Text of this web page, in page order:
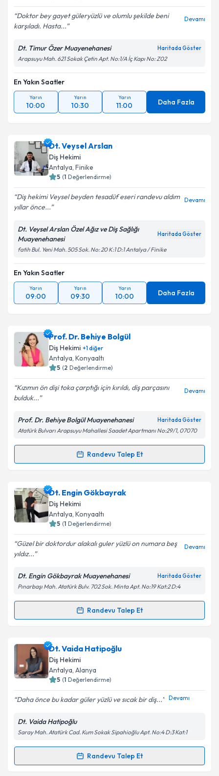
Doktor bey gayet güleryüzlü ve olumlu şekilde beni
karşıladı. Hasta...
Devamı
Dt. Timur Özer Muayenehanesi Haritada Göster
Arapsuyu Mah. 621 Sokak Çetin Apt. No:1/A İç Kapı No: Z02
En Yakın Saatler
Yarın
10:00
Yarın
10:30
Yarın
11:00 Daha Fazla
Dt. Veysel Arslan
Diş Hekimi
Antalya, Finike
5 (1 Değerlendirme)
Diş hekimi Veysel beyden tesadüf eseri randevu aldım
yıllar önce...
Devamı
Dt. Veysel Arslan Özel Ağız ve Diş Sağlığı
Muayenehanesi
Haritada Göster
fatih Bul. Yeni Mah. 505 Sok. No: 20 K:1 D:1 Antalya / Finike
En Yakın Saatler
Yarın
09:00
Yarın
09:30
Yarın
10:00 Daha Fazla
Prof. Dr. Behiye Bolgül
Diş Hekimi +1diğer
Antalya, Konyaaltı
5 (2 Değerlendirme)
Kızımın ön dişi toka çarptığı için kırıldı, diş parçasını
bulduk...
Devamı
Prof. Dr. Behiye Bolgül Muayenehanesi Haritada Göster
Atatürk Bulvarı Arapsuyu Mahallesi Saadet Apartmanı No:29/1, 07070
Randevu Talep Et
Randevu Takvimi Talebi
Prof. Dr. Behiye Bolgüliçin randevu takvimi talebi
oluşturun. Size bu uzmandan randevu almanız için bir
takvim hazırlandığında e-posta ile bilgilendireceğiz.
Kişisel verilerimin işlenmesine ilişkin
Aydınlatma
Metni'ni okudum ve kişisel verilerimin belirtilen
kapsamda işlenmesini kabul ediyorum.
Dt. Engin Gökbayrak
Diş Hekimi
Antalya, Konyaaltı
5 (1 Değerlendirme)
Güzel bir doktordur alakalı guler yüzlü on numara beş
yıldız...
Devamı
Dt. Engin Gökbayrak Muayenehanesi Haritada Göster
Pınarbaşı Mah. Atatürk Bulv. 702 Sok. Minta Apt. No:19 Kat:2 D:4
Randevu Talep Et
Randevu Takvimi Talebi
Dt. Engin Gökbayrakiçin randevu takvimi talebi
oluşturun. Size bu uzmandan randevu almanız için bir
takvim hazırlandığında e-posta ile bilgilendireceğiz.
Kişisel verilerimin işlenmesine ilişkinAydınlatma
Metni'ni okudum ve kişisel verilerimin belirtilen
kapsamda işlenmesini kabul ediyorum.
Dt. Vaida Hatipoğlu
Diş Hekimi
Antalya, Alanya
5 (1 Değerlendirme)
Daha önce bu kadar güler yüzlü ve sıcak bir diş... Devamı
Dt. Vaida Hatipoğlu
Saray Mah. Atatürk Cad. Kum Sokak Sipahioğlu Apt. No:4 D:3 Kat:1
Randevu Talep Et
Randevu Takvimi Talebi